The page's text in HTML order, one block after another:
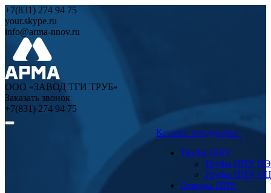
+7(831) 274 94 75
your.skype.ru
info@arma-nnov.ru
ООО «ЗАВОД ТГИ ТРУБ»
Заказать звонок
+7(831) 274 94 75
Каталог продукции
Трубы ППУ
Трубы ППУ ПЭ
Трубы ППУ ОЦ
Отводы ППУ